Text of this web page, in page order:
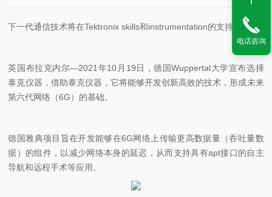
下一代通信技术将在Tektronix skills和instrumentation的支持下开发
英国布拉克内尔—2021年10月19日，德国Wuppertal大学宣布选择
泰克仪器，借助泰克仪器，它将能够开发创新高效的技术，形成未来
第六代网络（6G）的基础。
德国雅典项目旨在开发能够在6G网络上传输更高数据量（吞吐量数
据）的组件，以减少网络本身的延迟，从而支持具有apt接口的自主
导航和远程手术等应用。
电话咨询